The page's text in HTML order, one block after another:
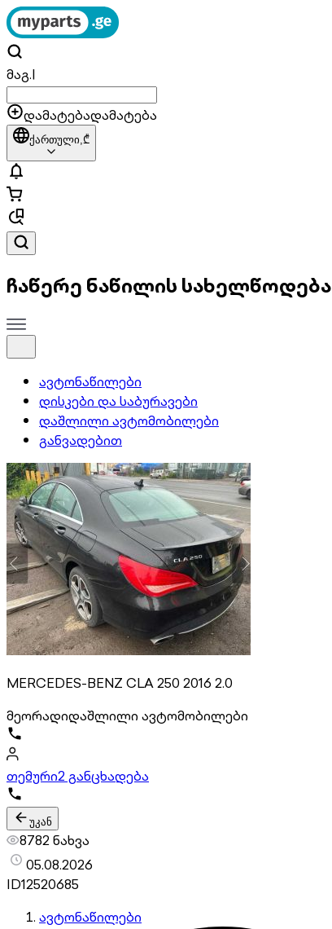
მაგ.|
დამატებადამატება
ქართული,₾
ჩაწერე ნაწილის სახელწოდება
ავტონაწილები
დისკები და საბურავები
დაშლილი ავტომობილები
განვადებით
MERCEDES-BENZ CLA 250 2016 2.0
მეორადიდაშლილი ავტომობილები
თემური2 განცხადება
უკან
8782 ნახვა
05.08.2026
ID12520685
ავტონაწილები